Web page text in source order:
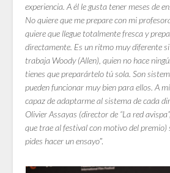
experiencia. A él le gusta tener meses de
No quiere que me prepare con mi
quiere que llegue totalmente fresca y
directamente. Es un ritmo muy diferente
trabaja Woody (Allen), quien no hace
tienes que preparártelo tú sola. Son
pueden funcionar muy bien para ellos. A
capaz de adaptarme al sistema de cada
Olivier Assayas (director de “La red
que trae al festival con motivo del premio)
pides hacer un ensayo”.